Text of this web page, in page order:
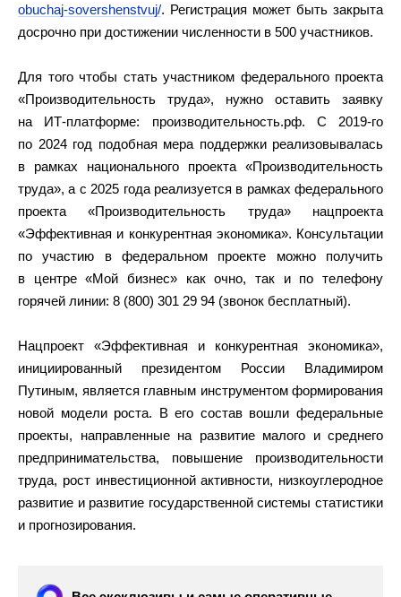
obuchaj-sovershenstvuj/. Регистрация может быть закрыта
досрочно при достижении численности в 500 участников.
Для того чтобы стать участником федерального проекта
«Производительность труда», нужно оставить заявку
на ИТ-платформе: производительность.рф. С 2019-го
по 2024 год подобная мера поддержки реализовывалась
в рамках национального проекта «Производительность
труда», а с 2025 года реализуется в рамках федерального
проекта «Производительность труда» нацпроекта
«Эффективная и конкурентная экономика». Консультации
по участию в федеральном проекте можно получить
в центре «Мой бизнес» как очно, так и по телефону
горячей линии: 8 (800) 301 29 94 (звонок бесплатный).
Нацпроект «Эффективная и конкурентная экономика»,
инициированный президентом России Владимиром
Путиным, является главным инструментом формирования
новой модели роста. В его состав вошли федеральные
проекты, направленные на развитие малого и среднего
предпринимательства, повышение производительности
труда, рост инвестиционной активности, низкоуглеродное
развитие и развитие государственной системы статистики
и прогнозирования.